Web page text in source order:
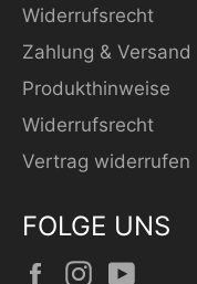
Widerrufsrecht
Zahlung & Versand
Produkthinweise
Widerrufsrecht
Vertrag widerrufen
FOLGE UNS
FacebookInstagram